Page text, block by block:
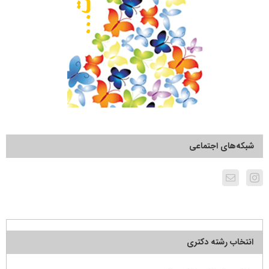
شبکه‌های اجتماعی
انتخاب رشته دکتری